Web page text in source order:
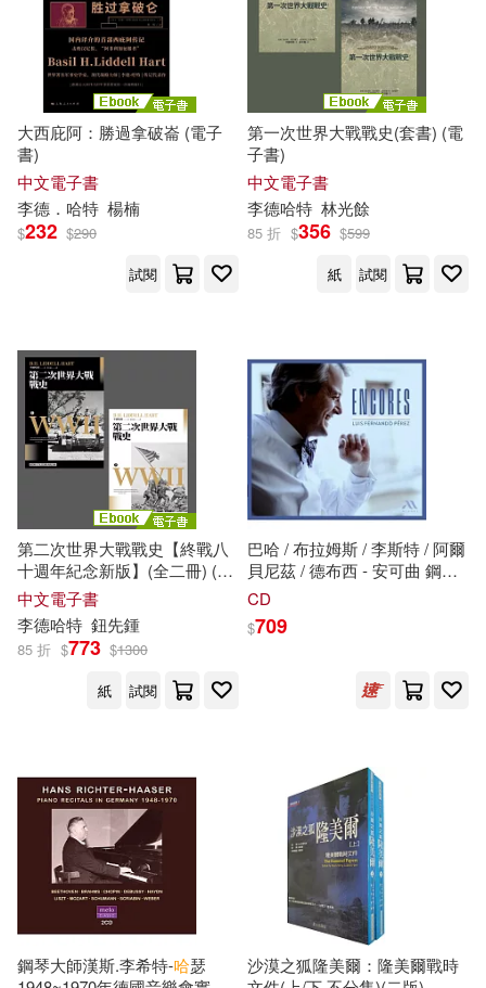
大西庇阿：勝過拿破崙 (電子
書)
中文電子書
李德 ． 哈特 楊楠
$232 $290
試閱
第一次世界大戰戰史(套書) (電
子書)
中文電子書
李德哈特 林光餘
85 折 $356 $599
紙
試閱
第二次世界大戰戰史【終戰八
十週年紀念新版】(全二冊) (電
子書)
中文電子書
李德哈特 鈕先鍾
85 折 $773 $1300
紙
試閱
巴哈 / 布拉姆斯 / 李斯特 / 阿爾
貝尼茲 / 德布西 - 安可曲 鋼琴
小品及改編曲 / 路易斯.費爾南
Fernando Perez)
CD
$709
鋼琴大師漢斯.李希特-哈瑟
沙漠之狐隆美爾：隆美爾戰時